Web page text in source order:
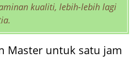
kualiti, lebih-lebih lagi
Master untuk satu jam